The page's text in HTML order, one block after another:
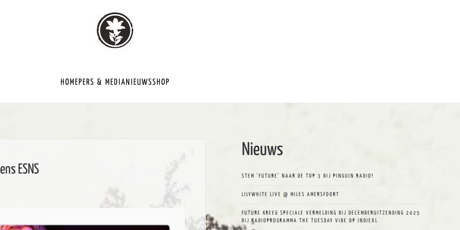
HOME PERS & MEDIA NIEUWSSHOP
ESNS
Nieuws
STEM ‘FUTURE’ NAAR DE TOP 3 BIJ PINGUIN RADIO!
LILYWHITE LIVE @ MILES AMERSFOORT
FUTURE KREEG SPECIALE VERMELDING BIJ DECEMBERUITZENDING 2025
BIJ RADIOPROGRAMMA THE TUESDAY VIBE OP INDIEXL